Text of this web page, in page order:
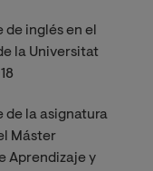
inglés en el
la Universitat
de la asignatura
Máster
Aprendizaje y